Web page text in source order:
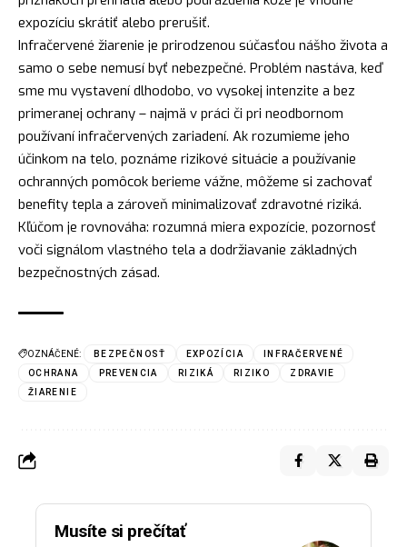
expozíciu skrátiť alebo prerušiť.
Infračervené žiarenie je prirodzenou súčasťou nášho života a
samo o sebe nemusí byť nebezpečné. Problém nastáva, keď
sme mu vystavení dlhodobo, vo vysokej intenzite a bez
primeranej ochrany – najmä v práci či pri neodbornom
používaní infračervených zariadení. Ak rozumieme jeho
účinkom na telo, poznáme rizikové situácie a používanie
ochranných pomôcok berieme vážne, môžeme si zachovať
benefity tepla a zároveň minimalizovať zdravotné riziká.
Kľúčom je rovnováha: rozumná miera expozície, pozornosť
voči signálom vlastného tela a dodržiavanie základných
bezpečnostných zásad.
OZNÁČENÉ: BEZPEČNOSŤ EXPOZÍCIA
INFRAČERVENÉ
OCHRANA
PREVENCIA RIZIKÁ RIZIKO
ZDRAVIE
ŽIARENIE
Musíte si prečítať